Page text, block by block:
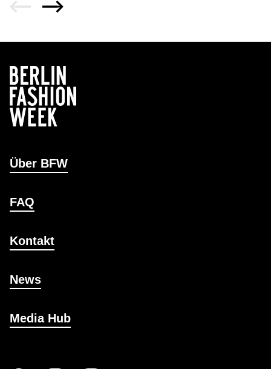
Über BFW
FAQ
Kontakt
News
Media Hub